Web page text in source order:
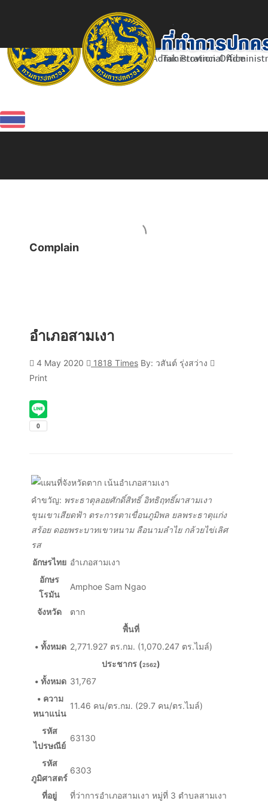
Complain
อำเภอสามเงา
4 May 2020 1818 Times By: วสันต์ รุ่งสว่าง
Print
คำขวัญ: พระธาตุลอยศักดิ์สิทธิ์ อิทธิฤทธิ์ผาสามเงา
ขุนเขาเสียดฟ้า ตระการตาเขื่อนภูมิพล ยลพระธาตุแก่ง
สร้อย ดอยพระบาทเขาหนาม ลือนามลำไย กล้วยไข่เลิศ
รส
อักษรไทย อำเภอสามเงา
อักษร
โรมัน
Amphoe Sam Ngao
จังหวัด
ตาก
พื้นที่
• ทั้งหมด 2,771.927 ตร.กม. (1,070.247 ตร.ไมล์)
ประชากร (2562)
• ทั้งหมด 31,767
• ความ
หนาแน่น
11.46 คน/ตร.กม. (29.7 คน/ตร.ไมล์)
รหัส
ไปรษณีย์
63130
รหัส
ภูมิศาสตร์
6303
ที่อยู่
ที่ว่าการอำเภอสามเงา หมู่ที่ 3 ตำบลสามเงา